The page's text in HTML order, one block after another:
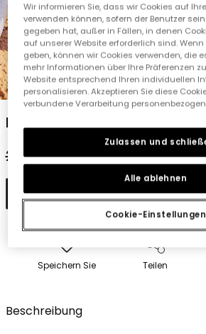
1 2 3 4 5
29,95 € 14,95 € 15,05 €
In den
Speichern Sie Teilen
Beschreibung
Wir informieren Sie, dass wir Cookies auf
verwenden können, sofern der Benutzer
gegeben hat, außer in Fällen, in denen
auf unserer Website erforderlich sind.
geben, können wir Cookies verwenden, die
mehr Informationen über Ihre Präferenzen
Website entsprechend Ihren individuellen
personalisieren. Akzeptieren Sie diese
verbundene Verarbeitung
Cookie-Einstellungen
Alle ablehnen
Zulassen und